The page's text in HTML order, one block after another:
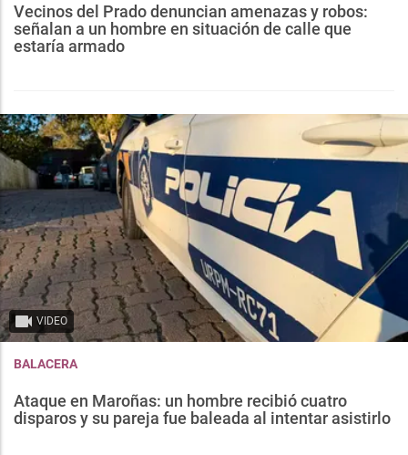
Vecinos del Prado denuncian amenazas y robos:
señalan a un hombre en situación de calle que
estaría armado
VIDEO
BALACERA
Ataque en Maroñas: un hombre recibió cuatro
disparos y su pareja fue baleada al intentar asistirlo